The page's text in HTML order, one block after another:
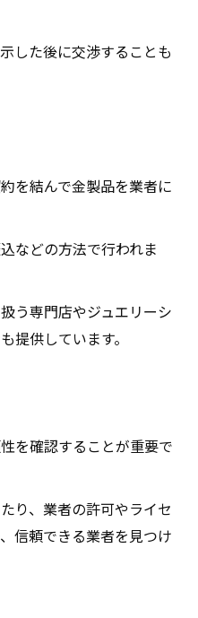
した後に交渉することも
を結んで金製品を業者に
などの方法で行われま
う専門店やジュエリーシ
提供しています。
を確認することが重要で
り、業者の許可やライセ
信頼できる業者を見つけ